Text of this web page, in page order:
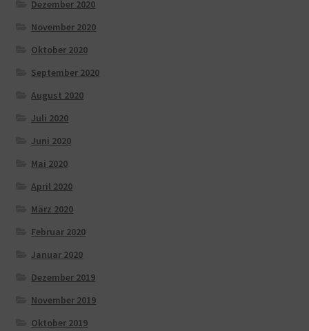
Dezember 2020
November 2020
Oktober 2020
September 2020
August 2020
Juli 2020
Juni 2020
Mai 2020
April 2020
März 2020
Februar 2020
Januar 2020
Dezember 2019
November 2019
Oktober 2019